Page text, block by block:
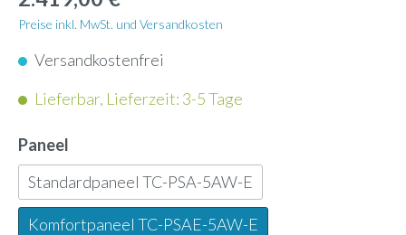
Preise inkl. MwSt. und Versandkosten
Versandkostenfrei
Lieferbar, Lieferzeit: 3-5 Tage
Paneel
Standardpaneel TC-PSA-5AW-E
Komfortpaneel TC-PSAE-5AW-E